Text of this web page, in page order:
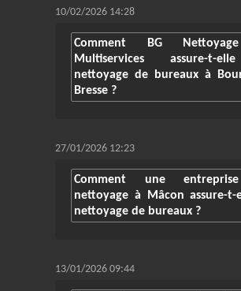
10/02/2026 14:28
Comment BG
Multiservices assure-t-
nettoyage de bureaux à
Bresse ?
27/01/2026 12:23
Comment une
nettoyage à Mâcon assure-t-
nettoyage de bureaux ?
13/01/2026 09:44